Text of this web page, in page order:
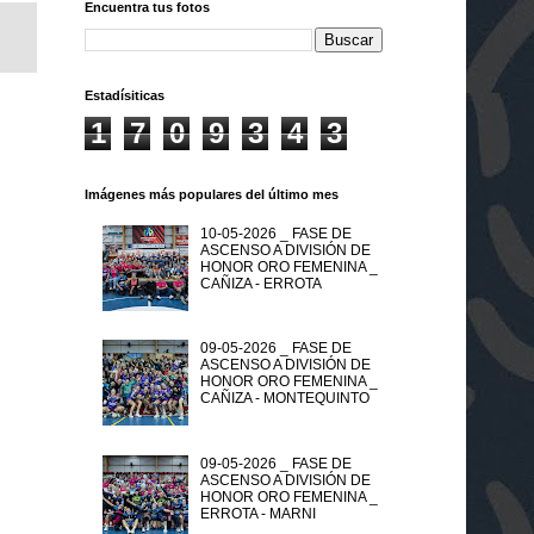
Encuentra tus fotos
Estadísiticas
1 7 0 9 3 4 3
Imágenes más populares del último mes
10-05-2026 _ FASE DE
ASCENSO A DIVISIÓN DE
HONOR ORO FEMENINA _
CAÑIZA - ERROTA
09-05-2026 _ FASE DE
ASCENSO A DIVISIÓN DE
HONOR ORO FEMENINA _
CAÑIZA - MONTEQUINTO
09-05-2026 _ FASE DE
ASCENSO A DIVISIÓN DE
HONOR ORO FEMENINA _
ERROTA - MARNI